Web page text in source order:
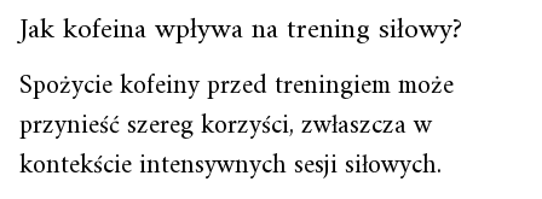
Jak kofeina wpływa na trening siłowy?
Spożycie kofeiny przed treningiem może
przynieść szereg korzyści, zwłaszcza w
kontekście intensywnych sesji siłowych.